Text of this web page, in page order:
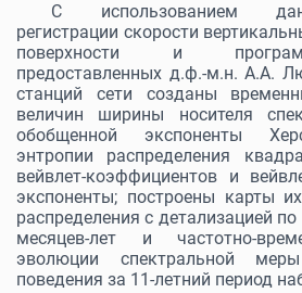
С использованием
регистрации скорости
поверхности и
предоставленных д.ф.-м.н. А.А.
станций сети созданы
величин ширины носителя
обобщенной экспоненты
энтропии распределения
вейвлет-коэффициентов и
экспоненты; построены карты
распределения с детализацией
месяцев-лет и частотно-
эволюции спектральной
поведения за 11-летний период